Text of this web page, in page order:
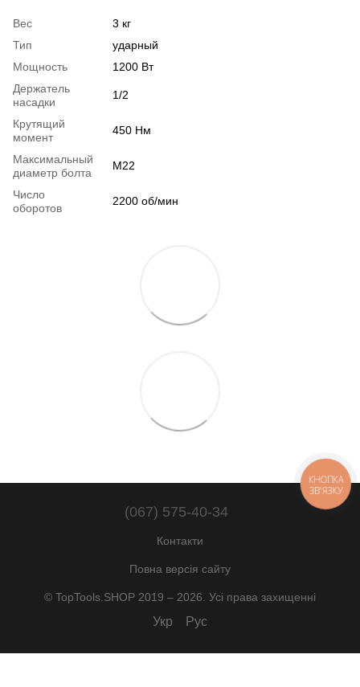
Вес
3 кг
Тип
ударный
Мощность
1200 Вт
Держатель
насадки
1/2
Крутящий
момент
450 Нм
Максимальный
диаметр болта
М22
Число
оборотов
2200 об/мин
(067) 575-40-34
Контакти
Повна версія сайту
© TopTools.SHOP 2019 – 2026. Усі права захищенні
Укр Рус
КНОПКА
ЗВ'ЯЗКУ